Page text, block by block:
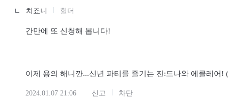
치죠니 힐더
간만에 또 신청해 봅니다!
이제 용의 해니깐...신년 파티를 즐기는 진:드나와 에클레어
2024.01.07 21:06 신고 차단